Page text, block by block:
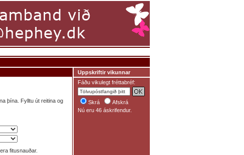
þína. Fylltu út reitina og
fitusnauðar.
Uppskriftir vikunnar
Fáðu vikulegt fréttabréf:
Skrá
Afskrá
Nú eru 46 áskrifendur.